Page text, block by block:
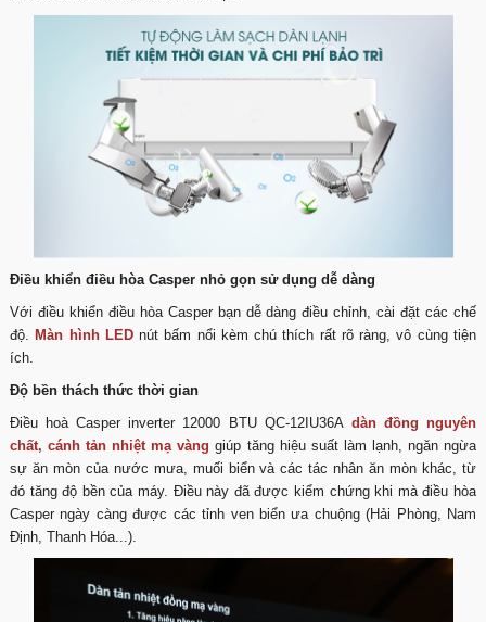
Điều khiển điều hòa Casper nhỏ gọn sử dụng dễ dàng
Với điều khiển điều hòa Casper bạn dễ dàng điều chỉnh, cài đặt các chế
độ.Màn hình LEDnút bấm nổi kèm chú thích rất rõ ràng, vô cùng tiện
ích.
Độ bền thách thức thời gian
Điều hoà Casper inverter 12000 BTU QC-12IU36A dàn đồng nguyên
chất, cánh tản nhiệt mạ vàng giúp tăng hiệu suất làm lạnh, ngăn ngừa
sự ăn mòn của nước mưa, muối biển và các tác nhân ăn mòn khác, từ
đó tăng độ bền của máy. Điều này đã được kiểm chứng khi mà điều hòa
Casper ngày càng được các tỉnh ven biển ưa chuộng (Hải Phòng, Nam
Định, Thanh Hóa...).